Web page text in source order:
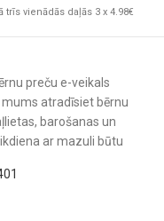
trīs vienādās daļās 3 x 4.98€
preču e-veikals
atradīsiet bērnu
barošanas un
ar mazuli būtu